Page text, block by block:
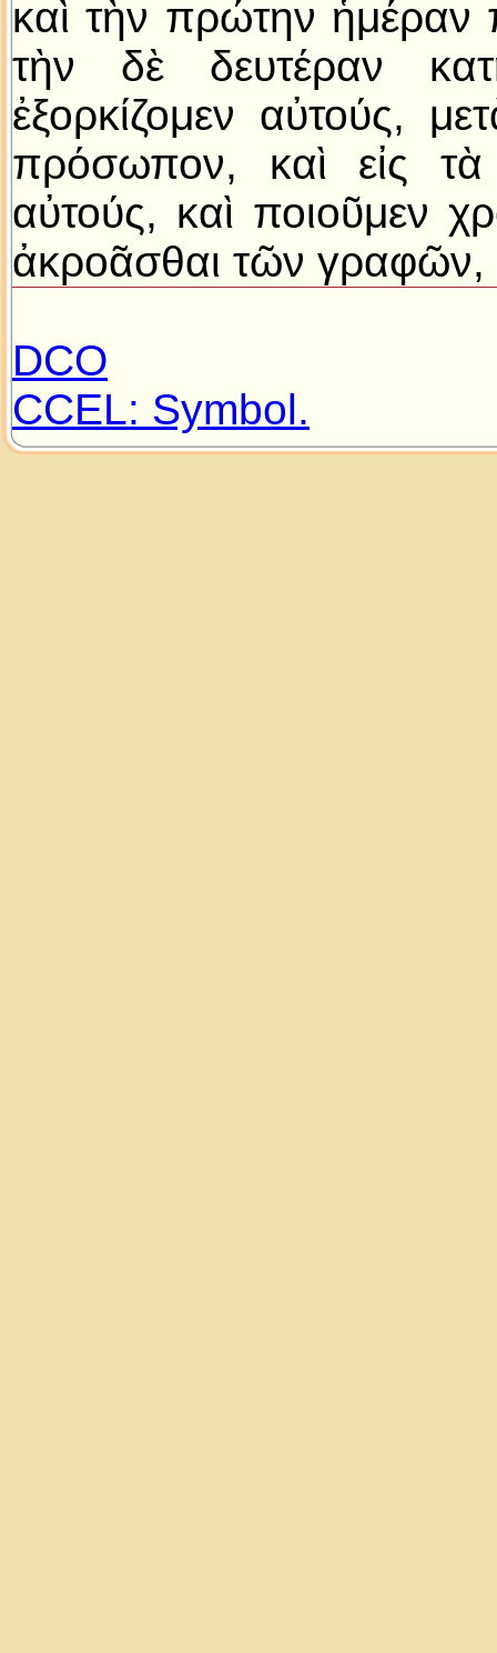
καὶ τὴν πρώτην ἡμέραν
τὴν δὲ δευτέραν
ἐξορκίζομεν αὐτούς,
πρόσωπον, καὶ εἰς
αὐτούς, καὶ ποιοῦμεν
ἀκροᾶσθαι τῶν γραφῶν,
DCO
CCEL: Symbol.